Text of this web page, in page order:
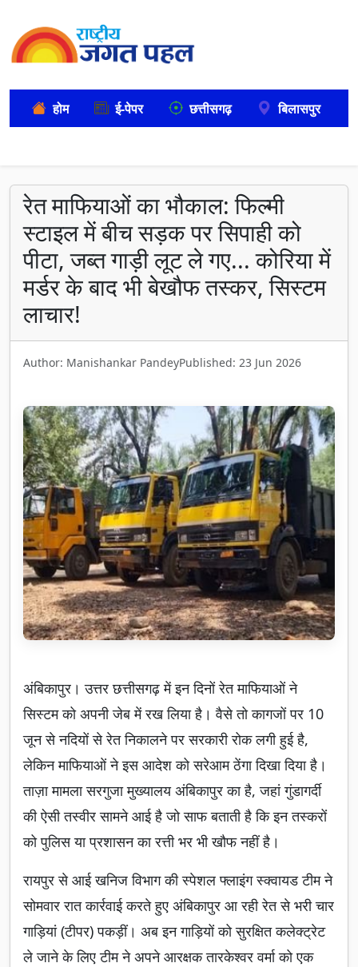
होम ई-पेपर छत्तीसगढ़ बिलासपुर
रेत माफियाओं का भौकाल: फिल्मी
स्टाइल में बीच सड़क पर सिपाही को
पीटा, जब्त गाड़ी लूट ले गए... कोरिया में
मर्डर के बाद भी बेखौफ तस्कर, सिस्टम
लाचार!
Author: Manishankar PandeyPublished: 23 Jun 2026
अंबिकापुर। उत्तर छत्तीसगढ़ में इन दिनों रेत माफियाओं ने
सिस्टम को अपनी जेब में रख लिया है। वैसे तो कागजों पर 10
जून से नदियों से रेत निकालने पर सरकारी रोक लगी हुई है,
लेकिन माफियाओं ने इस आदेश को सरेआम ठेंगा दिखा दिया है।
ताज़ा मामला सरगुजा मुख्यालय अंबिकापुर का है, जहां गुंडागर्दी
की ऐसी तस्वीर सामने आई है जो साफ बताती है कि इन तस्करों
को पुलिस या प्रशासन का रत्ती भर भी खौफ नहीं है।
रायपुर से आई खनिज विभाग की स्पेशल फ्लाइंग स्क्वायड टीम ने
सोमवार रात कार्रवाई करते हुए अंबिकापुर आ रही रेत से भरी चार
गाड़ियां (टीपर) पकड़ीं। अब इन गाड़ियों को सुरक्षित कलेक्ट्रेट
ले जाने के लिए टीम ने अपने आरक्षक तारकेश्वर वर्मा को एक